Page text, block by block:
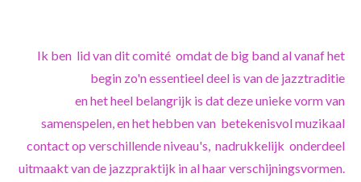
Ik ben lid van dit comité omdat de big band al vanaf het
begin zo'n essentieel deel is van de jazztraditie
en het heel belangrijk is dat deze unieke vorm van
samenspelen, en het hebben van betekenisvol muzikaal
contact op verschillende niveau's, nadrukkelijk onderdeel
uitmaakt van de jazzpraktijk in al haar verschijningsvormen.